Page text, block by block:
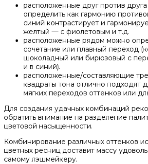
расположенные друг против
определить как гармонию
синий контрастирует и
желтый — с фиолетовым и т.д.
расположенные рядом можно
сочетание или плавный переход
шоколадный или бирюзовый с
и в синий).
расположенные/составляющие
квадраты тона отлично подходят
мягких переходов оттенков или
Для создания удачных комбинаций
обратить внимание на разделение
цветовой насыщенности.
Комбинирование различных оттенков
цветных ресниц доставит массу
самому лэшмейкеру.